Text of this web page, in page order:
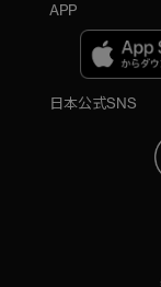
APP
日本公式SNS